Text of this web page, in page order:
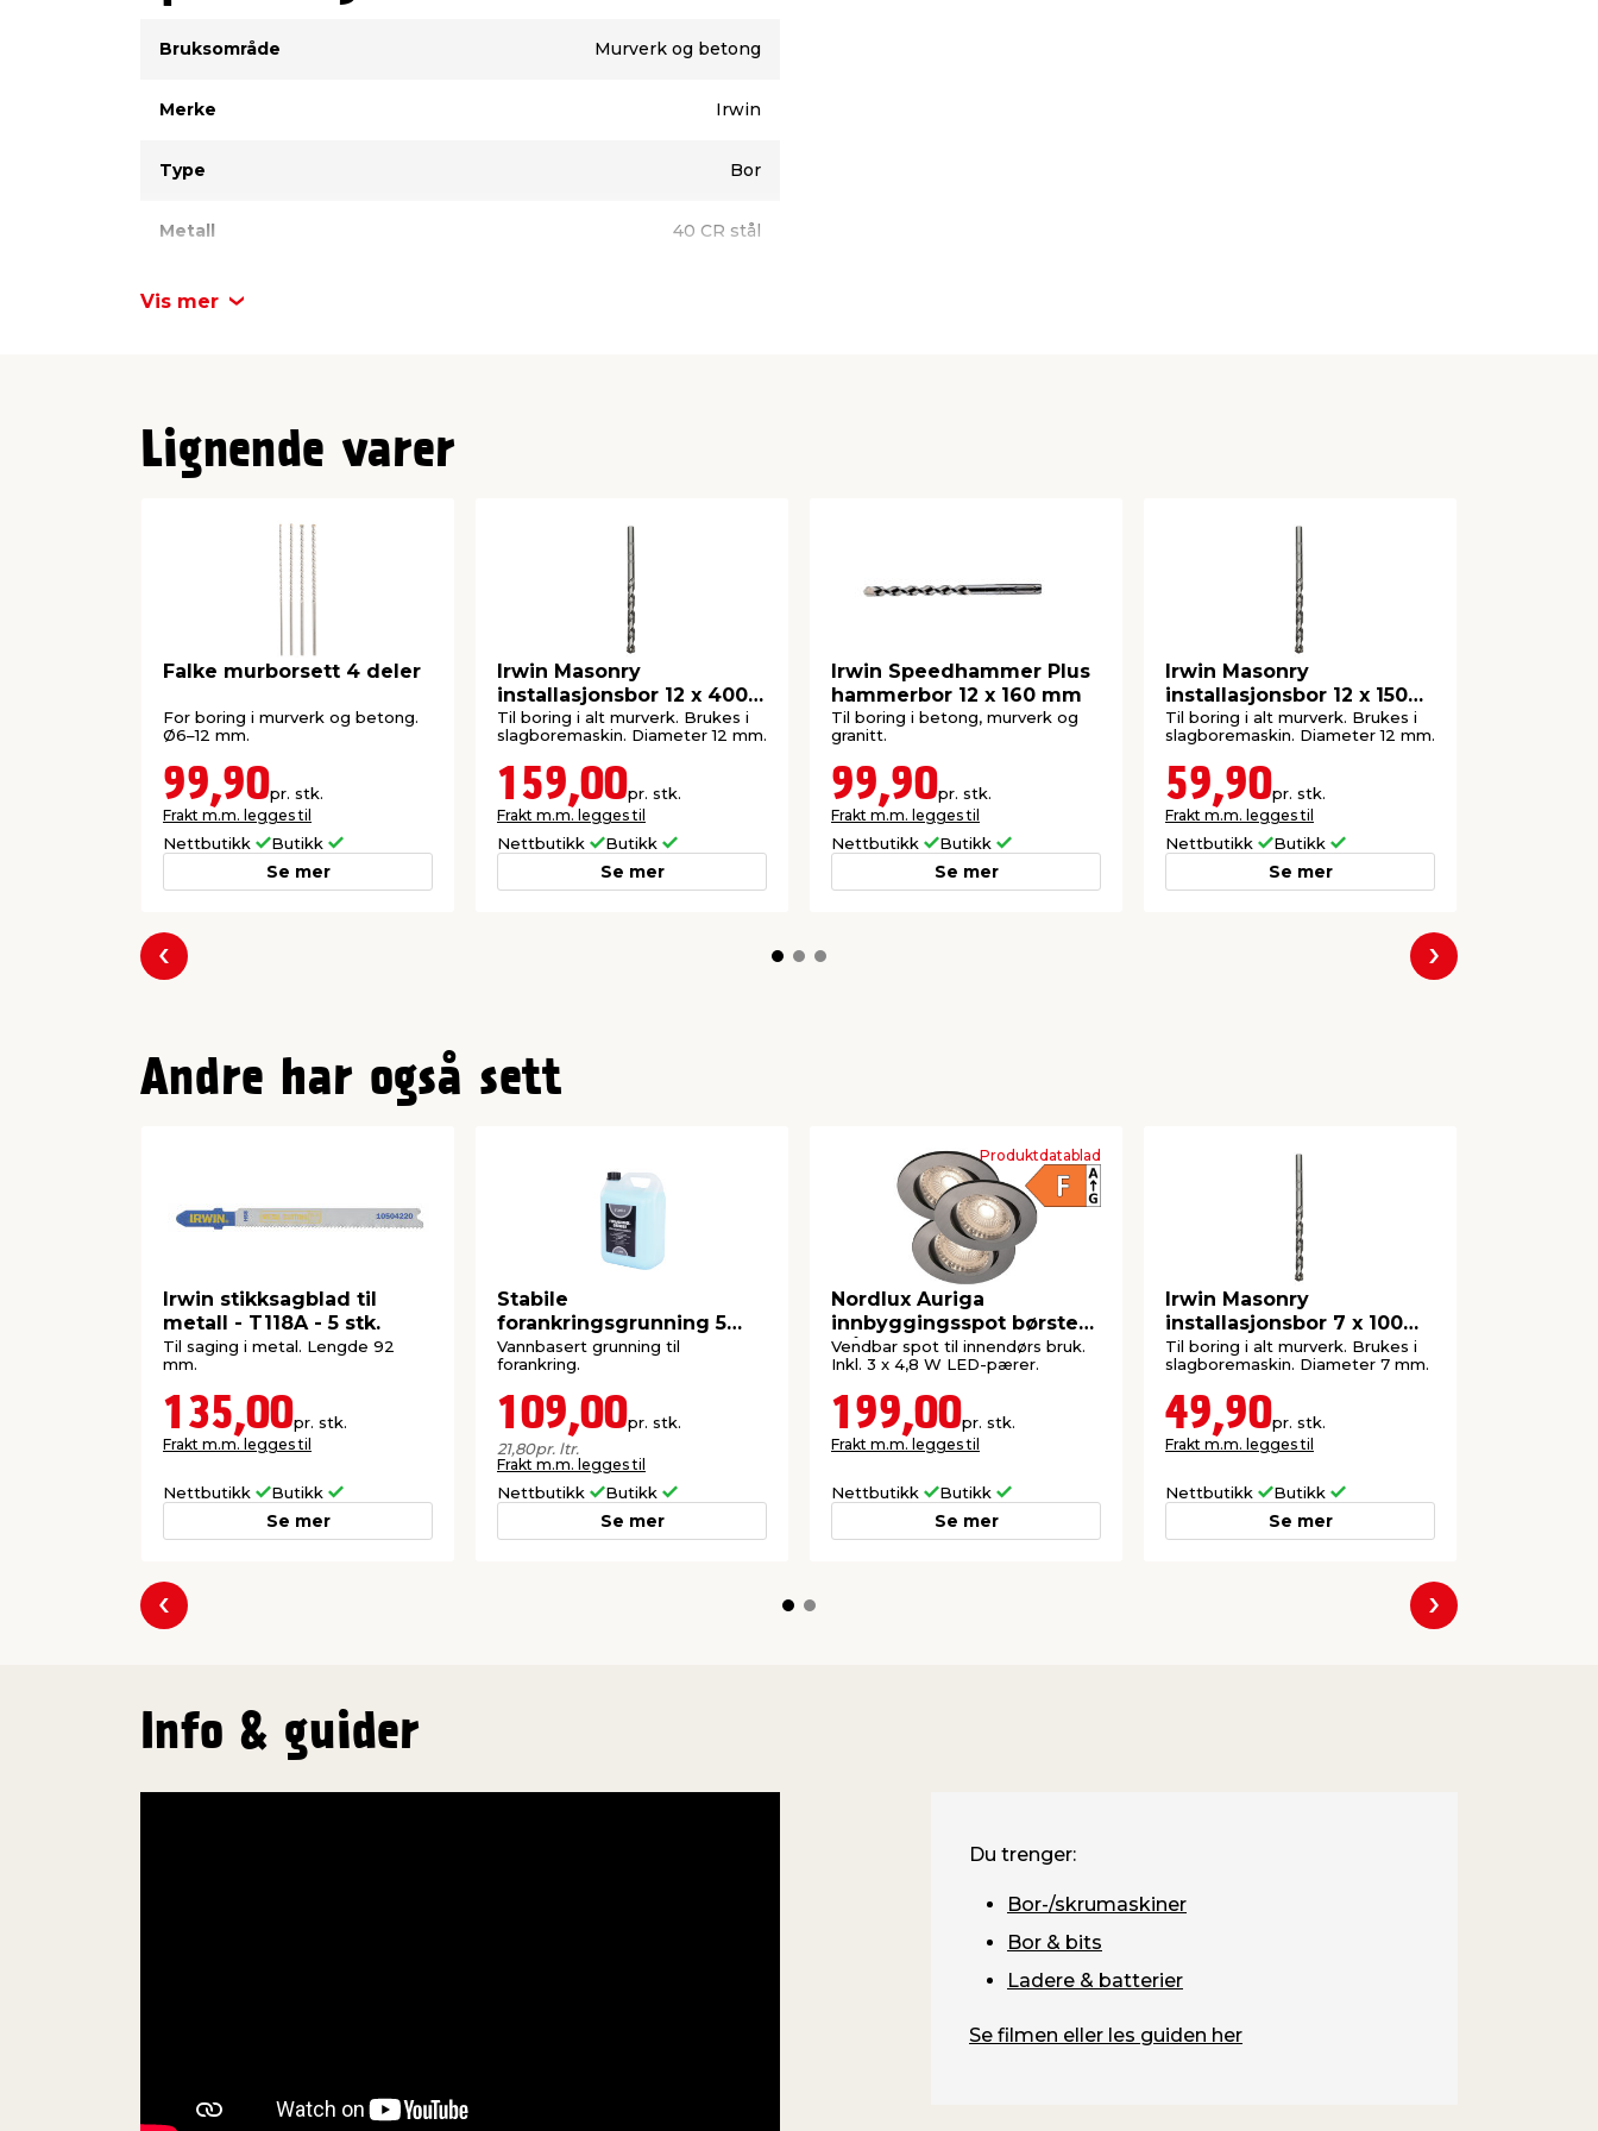
Bruksområde
Murverk og betong
Merke Irwin
Type Bor
Metall 40 CR stål
Vis mer
Lignende varer
Falke murborsett 4 deler
For boring i murverk og betong.
Ø6–12 mm.
99,90pr. stk.
Frakt m.m. legges til
Nettbutikk Butikk
Se mer
Irwin Masonry
installasjonsbor 12 x 400
mm
Til boring i alt murverk. Brukes i
slagboremaskin. Diameter 12 mm.
159,00pr. stk.
Frakt m.m. legges til
Nettbutikk Butikk
Se mer
Irwin Speedhammer Plus
hammerbor 12 x 160 mm
Til boring i betong, murverk og
granitt.
99,90pr. stk.
Frakt m.m. legges til
Nettbutikk Butikk
Se mer
Irwin Masonry
installasjonsbor 12 x 150
mm
Til boring i alt murverk. Brukes i
slagboremaskin. Diameter 12 mm.
59,90pr. stk.
Frakt m.m. legges til
Nettbutikk Butikk
Se mer
Forrige Neste
Andre har også sett
Irwin stikksagblad til
metall - T118A - 5 stk.
Til saging i metal. Lengde 92
mm.
135,00pr. stk.
Frakt m.m. legges til
Nettbutikk Butikk
Se mer
Stabile
forankringsgrunning 5
liter
Vannbasert grunning til
forankring.
109,00pr. stk.
21,80pr. ltr.
Frakt m.m. legges til
Nettbutikk Butikk
Se mer
Produktdatablad
Nordlux Auriga
innbyggingsspot børstet
stål 3 stk.
Vendbar spot til innendørs bruk.
Inkl. 3 x 4,8 W LED-pærer.
199,00pr. stk.
Frakt m.m. legges til
Nettbutikk Butikk
Se mer
Irwin Masonry
installasjonsbor 7 x 100
mm
Til boring i alt murverk. Brukes i
slagboremaskin. Diameter 7 mm.
49,90pr. stk.
Frakt m.m. legges til
Nettbutikk Butikk
Se mer
Forrige Neste
Info & guider
Du trenger:
Bor-/skrumaskiner
Bor & bits
Ladere & batterier
Se filmen eller les guiden her